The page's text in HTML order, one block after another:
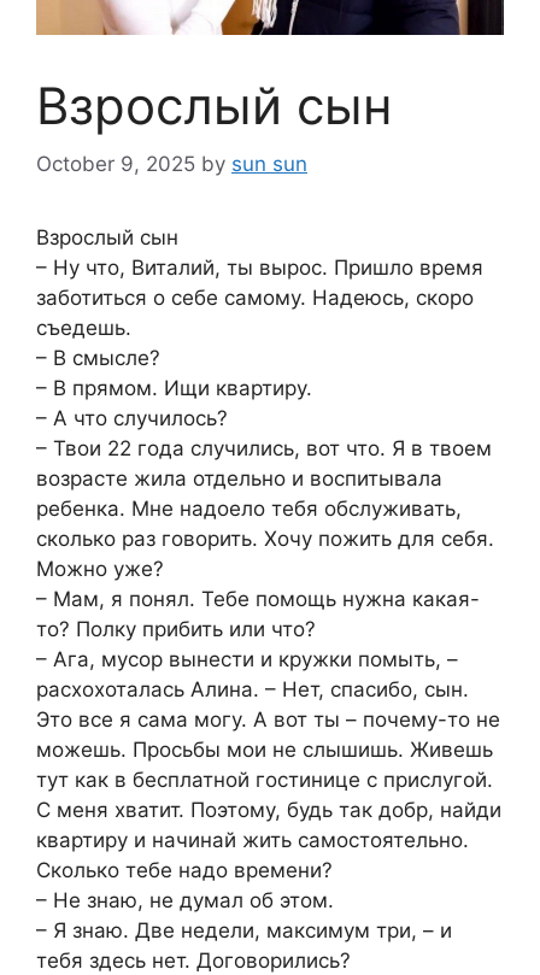
Взрослый сын
October 9, 2025 by sun sun
Взрослый сын
– Ну что, Виталий, ты вырос. Пришло время
заботиться о себе самому. Надеюсь, скоро
съедешь.
– В смысле?
– В прямом. Ищи квартиру.
– А что случилось?
– Твои 22 года случились, вот что. Я в твоем
возрасте жила отдельно и воспитывала
ребенка. Мне надоело тебя обслуживать,
сколько раз говорить. Хочу пожить для себя.
Можно уже?
– Мам, я понял. Тебе помощь нужна какая-
то? Полку прибить или что?
– Ага, мусор вынести и кружки помыть, –
расхохоталась Алина. – Нет, спасибо, сын.
Это все я сама могу. А вот ты – почему-то не
можешь. Просьбы мои не слышишь. Живешь
тут как в бесплатной гостинице с прислугой.
С меня хватит. Поэтому, будь так добр, найди
квартиру и начинай жить самостоятельно.
Сколько тебе надо времени?
– Не знаю, не думал об этом.
– Я знаю. Две недели, максимум три, – и
тебя здесь нет. Договорились?